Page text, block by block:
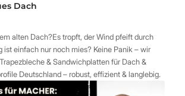
Dach
alten Dach?Es tropft, der Wind pfeift durch
ist einfach nur noch mies? Keine Panik – wir
& Sandwichplatten für Dach &
Deutschland – robust, effizient & langlebig.